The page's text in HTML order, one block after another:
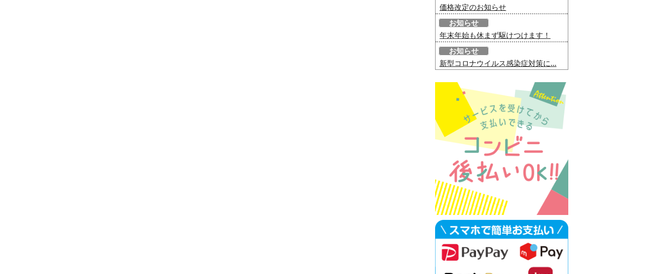
価格改定のお知らせ
お知らせ
年末年始も休まず駆けつけます！
お知らせ
新型コロナウイルス感染症対策に...